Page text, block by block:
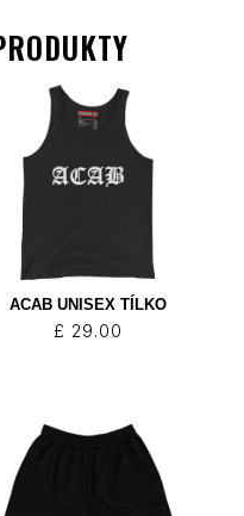
ACAB UNISEX TÍLKO
£ 29.00